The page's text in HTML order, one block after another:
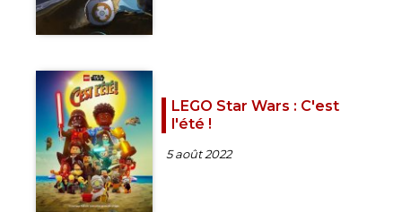
LEGO Star Wars : C'est
l'été !
5 août 2022